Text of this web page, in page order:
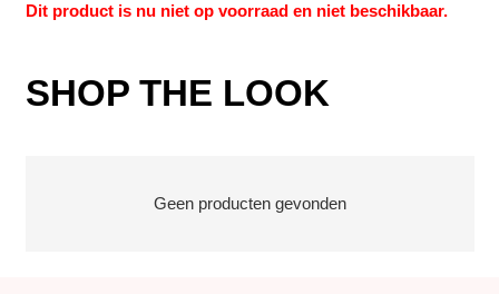
Dit product is nu niet op voorraad en niet beschikbaar.
SHOP THE LOOK
Geen producten gevonden